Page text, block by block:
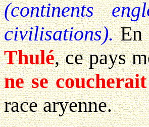
(continents
civilisations).En
Thulé, ce pays
ne se
race aryenne.